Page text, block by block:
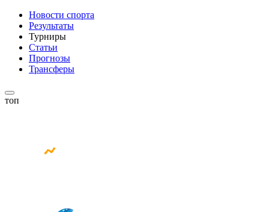
Новости спорта
Результаты
Турниры
Статьи
Прогнозы
Трансферы
топ